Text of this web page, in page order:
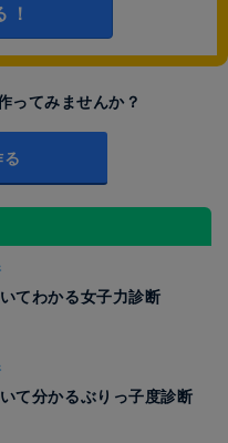
ってみませんか？
いてわかる女子力診断
いて分かるぶりっ子度診断